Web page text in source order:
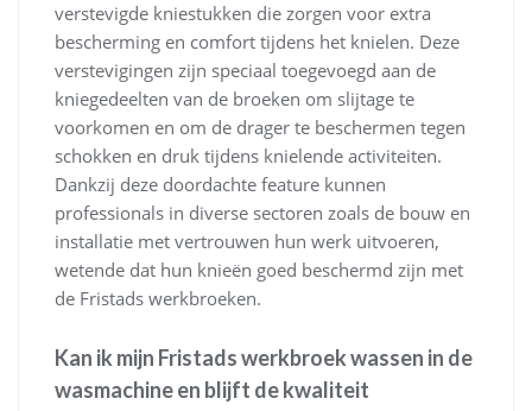
verstevigde kniestukken die zorgen voor extra
bescherming en comfort tijdens het knielen. Deze
verstevigingen zijn speciaal toegevoegd aan de
kniegedeelten van de broeken om slijtage te
voorkomen en om de drager te beschermen tegen
schokken en druk tijdens knielende activiteiten.
Dankzij deze doordachte feature kunnen
professionals in diverse sectoren zoals de bouw en
installatie met vertrouwen hun werk uitvoeren,
wetende dat hun knieën goed beschermd zijn met
de Fristads werkbroeken.
Kan ik mijn Fristads werkbroek wassen in de
wasmachine en blijft de kwaliteit